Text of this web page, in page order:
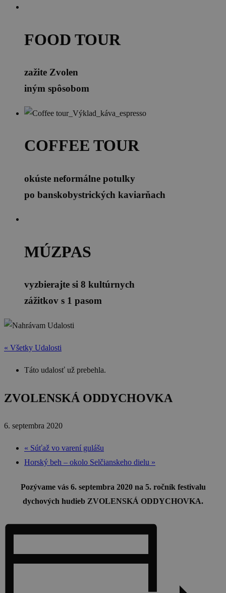
FOOD TOUR
zažite Zvolen
iným spôsobom
COFFEE TOUR
okúste neformálne potulky
po banskobystrických kaviarňach
MÚZPAS
vyzbierajte si 8 kultúrnych
zážitkov s 1 pasom
« Všetky Udalosti
Táto udalosť už prebehla.
ZVOLENSKÁ ODDYCHOVKA
6. septembra 2020
« Súťaž vo varení gulášu
Horský beh – okolo Selčianskeho dielu »
Pozývame vás 6. septembra 2020 na 5. ročník festivalu
dychových hudieb ZVOLENSKÁ ODDYCHOVKA.